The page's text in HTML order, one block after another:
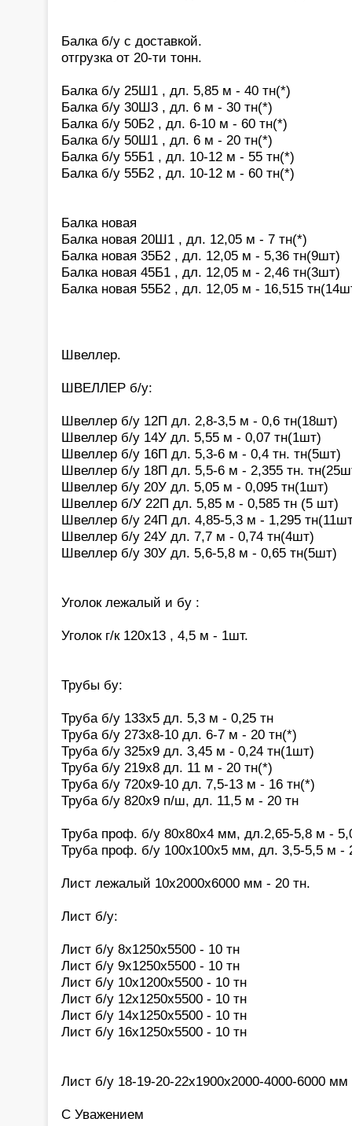
Балка б/у с доставкой.
отгрузка от 20-ти тонн.
Балка б/у 25Ш1 , дл. 5,85 м - 40 тн(*)
Балка б/у 30Ш3 , дл. 6 м - 30 тн(*)
Балка б/у 50Б2 , дл. 6-10 м - 60 тн(*)
Балка б/у 50Ш1 , дл. 6 м - 20 тн(*)
Балка б/у 55Б1 , дл. 10-12 м - 55 тн(*)
Балка б/у 55Б2 , дл. 10-12 м - 60 тн(*)
Балка новая
Балка новая 20Ш1 , дл. 12,05 м - 7 тн(*)
Балка новая 35Б2 , дл. 12,05 м - 5,36 тн(9шт)
Балка новая 45Б1 , дл. 12,05 м - 2,46 тн(3шт)
Балка новая 55Б2 , дл. 12,05 м - 16,515
Швеллер.
ШВЕЛЛЕР б/у:
Швеллер б/у 12П дл. 2,8-3,5 м - 0,6 тн(18шт)
Швеллер б/у 14У дл. 5,55 м - 0,07 тн(1шт)
Швеллер б/у 16П дл. 5,3-6 м - 0,4 тн. тн(5шт)
Швеллер б/у 18П дл. 5,5-6 м - 2,355 тн.
Швеллер б/у 20У дл. 5,05 м - 0,095 тн(1шт)
Швеллер б/У 22П дл. 5,85 м - 0,585 тн (5 шт)
Швеллер б/у 24П дл. 4,85-5,3 м - 1,295
Швеллер б/у 24У дл. 7,7 м - 0,74 тн(4шт)
Швеллер б/у 30У дл. 5,6-5,8 м - 0,65 тн(5шт)
Уголок лежалый и бу :
Уголок г/к 120х13 , 4,5 м - 1шт.
Трубы бу:
Труба б/у 133х5 дл. 5,3 м - 0,25 тн
Труба б/у 273х8-10 дл. 6-7 м - 20 тн(*)
Труба б/у 325х9 дл. 3,45 м - 0,24 тн(1шт)
Труба б/у 219х8 дл. 11 м - 20 тн(*)
Труба б/у 720х9-10 дл. 7,5-13 м - 16 тн(*)
Труба б/у 820х9 п/ш, дл. 11,5 м - 20 тн
Труба проф. б/у 80х80х4 мм, дл.2,65-5,8 м -
Труба проф. б/у 100х100х5 мм, дл. 3,5-5,5 м -
Лист лежалый 10х2000х6000 мм - 20 тн.
Лист б/у:
Лист б/у 8х1250х5500 - 10 тн
Лист б/у 9х1250х5500 - 10 тн
Лист б/у 10х1200х5500 - 10 тн
Лист б/у 12х1250х5500 - 10 тн
Лист б/у 14х1250х5500 - 10 тн
Лист б/у 16х1250х5500 - 10 тн
Лист б/у 18-19-20-22х1900х2000-4000-6000 мм
С Уважением